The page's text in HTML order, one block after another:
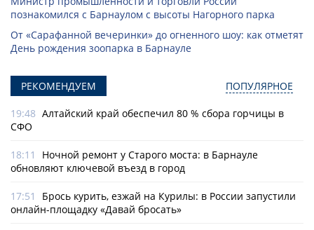
познакомился с Барнаулом с высоты Нагорного парка
От «Сарафанной вечеринки» до огненного шоу: как отметят
День рождения зоопарка в Барнауле
РЕКОМЕНДУЕМ ПОПУЛЯРНОЕ
19:48 Алтайский край обеспечил 80 % сбора горчицы в
СФО
18:11
Ночной ремонт у Старого моста: в Барнауле
обновляют ключевой въезд в город
17:51
Брось курить, езжай на Курилы: в России запустили
онлайн-­площадку «Давай бросать»